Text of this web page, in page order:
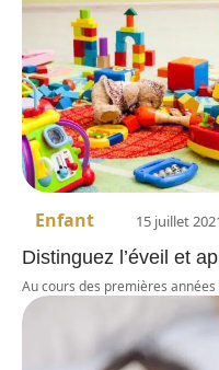
Enfant 15 juillet
Distinguez l’éveil et
Au cours des premières